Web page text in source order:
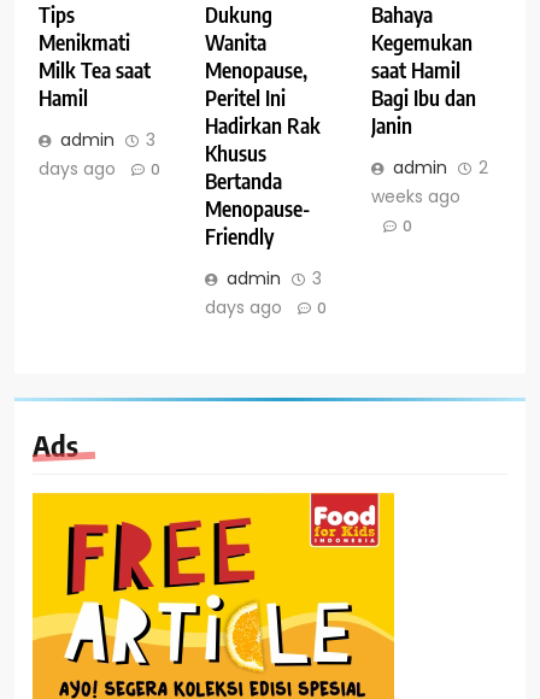
Tips
Menikmati
Milk Tea saat
Hamil
admin
3
days ago
0
Dukung
Wanita
Menopause,
Peritel Ini
Hadirkan Rak
Khusus
Bertanda
Menopause-
Friendly
admin
3
days ago
0
Bahaya
Kegemukan
saat Hamil
Bagi Ibu dan
Janin
admin
2
weeks ago
0
Ads